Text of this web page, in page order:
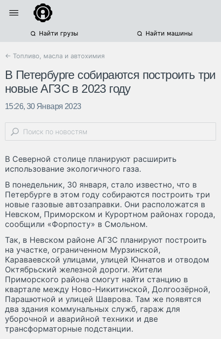
Найти грузы Найти машины
← Топливо, масла и автохимия
В Петербурге собираются построить три
новые АГЗС в 2023 году
15:26, 30 Января 2023
В Северной столице планируют расширить
использование экологичного газа.
В понедельник, 30 января, стало известно, что в
Петербурге в этом году собираются построить три
новые газовые автозаправки. Они расположатся в
Невском, Приморском и Курортном районах города,
сообщили «Форпосту» в Смольном.
Так, в Невском районе АГЗС планируют построить
на участке, ограниченном Мурзинской,
Караваевской улицами, улицей Юннатов и отводом
Октябрьский железной дороги. Жители
Приморского района смогут найти станцию в
квартале между Ново-Никитинской, Долгоозёрной,
Парашютной и улицей Шаврова. Там же появятся
два здания коммунальных служб, гараж для
уборочной и аварийной техники и две
трансформаторные подстанции.